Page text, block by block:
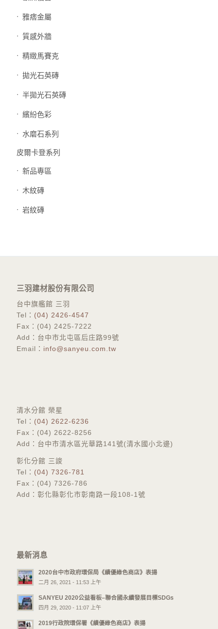
雅痞金屬
質感外牆
精緻馬賽克
拋光石英磚
半拋光石英磚
繽紛色彩
水磨石系列
皮爾卡登系列
新品專區
木紋磚
岩紋磚
三羽建材股份有限公司
台中旗艦館 三羽
Tel： (04) 2426-4547
Fax：(04) 2425-7222
Add：台中市北屯區后庄路99號
Email： info@sanyeu.com.tw
​清水分館 榮星
Tel： (04) 2622-6236
Fax：(04) 2622-8256
Add：台中市清水區光華路141號(清水國小北邊)
彰化分館 三誜
​Tel： (04) 7326-781
Fax：(04) 7326-786
Add：彰化縣彰化市彰南路一段108-1號
最新消息
2020台中市政府環保局《績優綠色商店》表揚
二月 26, 2021 - 11:53 上午
SANYEU 2020公益看板–聯合國永續發展目標SDGs
四月 29, 2020 - 11:07 上午
2019行政院環保署《績優綠色商店》表揚